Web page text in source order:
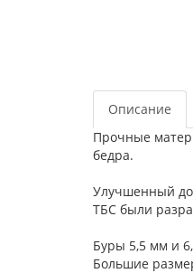
Описание
Прочные
бедра.
Улучшенный
ТБС были
Буры 5,5 мм и
Большие